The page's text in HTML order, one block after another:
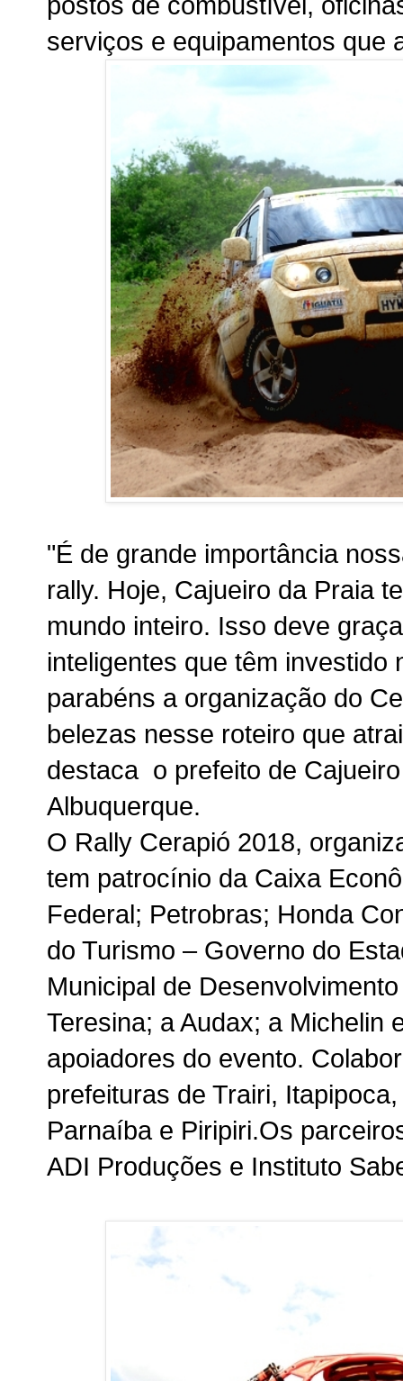
serviços e equipamentos que
"É de grande importância
rally. Hoje, Cajueiro da Praia
mundo inteiro. Isso deve
inteligentes que têm investido
parabéns a organização do
belezas nesse roteiro que
destaca o prefeito de
Albuquerque.
O Rally Cerapió 2018,
tem patrocínio da Caixa
Federal; Petrobras; Honda
do Turismo – Governo do
Municipal de
Teresina; a Audax; a Michelin
apoiadores do evento.
prefeituras de Trairi,
Parnaíba e Piripiri.Os
ADI Produções e Instituto